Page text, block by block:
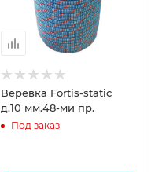
Веревка Fortis-static
д.10 мм.48-ми пр.
Под заказ